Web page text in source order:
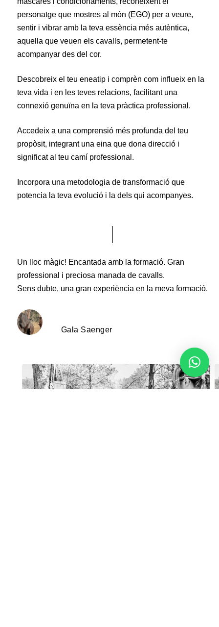
personatge que mostres al món (EGO) per a veure,
sentir i vibrar amb la teva essència més autèntica,
aquella que veuen els cavalls, permetent-te
acompanyar des del cor.
Descobreix el teu eneatip i comprèn com influeix en la
teva vida i en les teves relacions, facilitant una
connexió genuïna en la teva pràctica professional.
Accedeix a una comprensió més profunda del teu
propòsit, integrant una eina que dona direcció i
significat al teu camí professional.
Incorpora una metodologia de transformació que
potencia la teva evolució i la dels qui acompanyes.
Un lloc màgic! Encantada amb la formació. Gran
professional i preciosa manada de cavalls.
Sens dubte, una gran experiència en la meva formació.
Gala Saenger